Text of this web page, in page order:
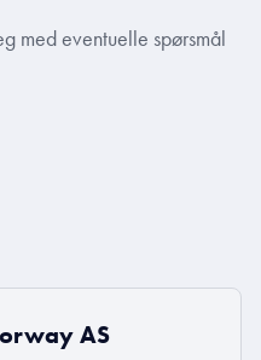
med eventuelle spørsmål
AS